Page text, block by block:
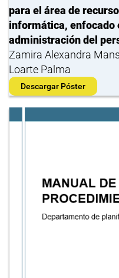
para el área de
informática, enfocado
administración del
Zamira Alexandra
Loarte Palma
Descargar Póster